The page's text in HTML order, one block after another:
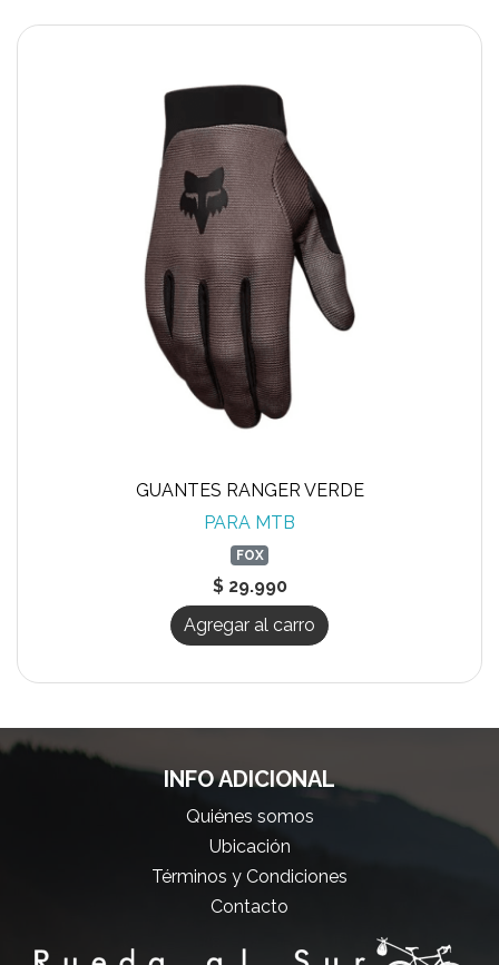
GUANTES RANGER VERDE
PARA MTB
FOX
$ 29.990
Agregar al carro
INFO ADICIONAL
Quiénes somos
Ubicación
Términos y Condiciones
Contacto